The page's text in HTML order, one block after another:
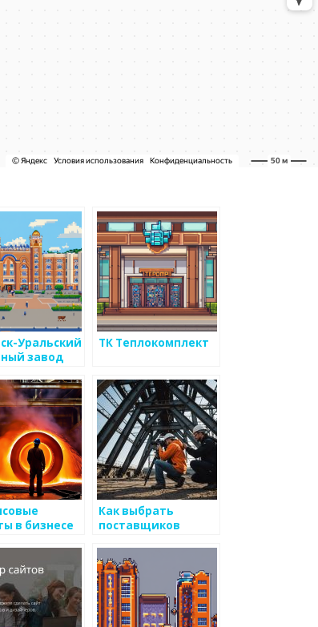
Уральский
завод
ТК Теплокомплект
в бизнесе
Как выбрать
поставщиков
металлоизделий